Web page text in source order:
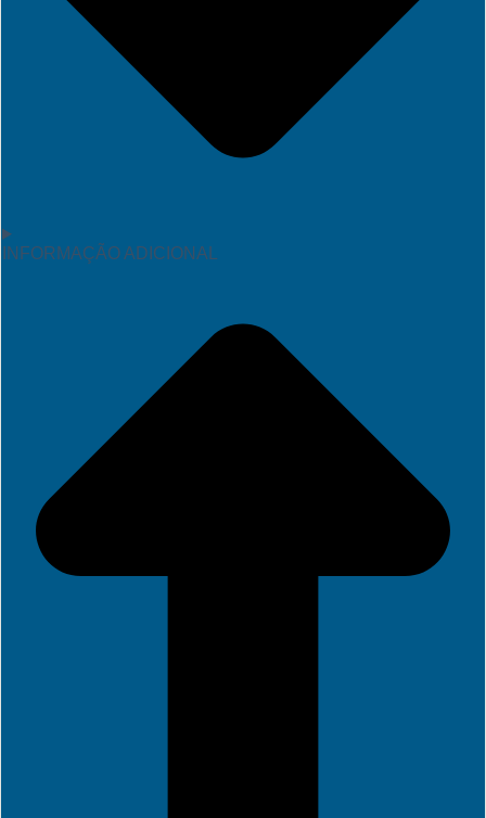
INFORMAÇÃO ADICIONAL